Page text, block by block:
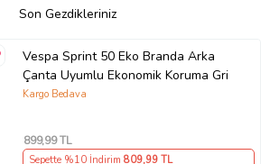
Son Gezdikleriniz
Vespa Sprint 50 Eko Branda Arka
Çanta Uyumlu Ekonomik Koruma Gri
Kargo Bedava
899,99 TL
Sepette %10 İndirim 809,99 TL